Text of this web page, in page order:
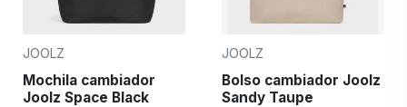
JOOLZ
Mochila cambiador
Joolz Space Black
JOOLZ
Bolso cambiador Joolz
Sandy Taupe